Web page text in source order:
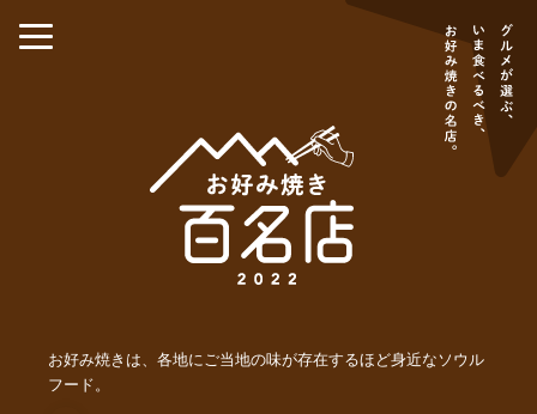
お好み焼きは、各地にご当地の味が存在するほど身近なソウル
フード。